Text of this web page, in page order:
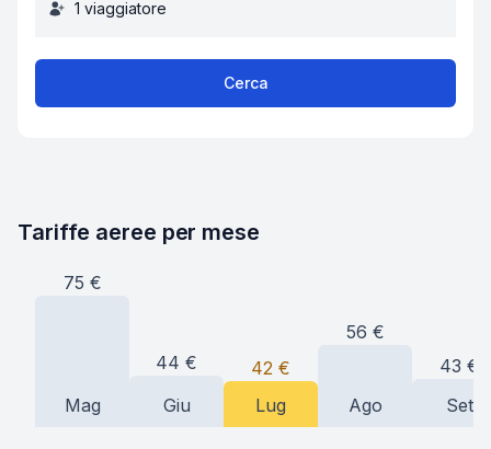
1 viaggiatore
Cerca
Tariffe aeree per mese
75 €
Mag
44 €
Giu
42 €
Lug
56 €
Ago
43 €
Set